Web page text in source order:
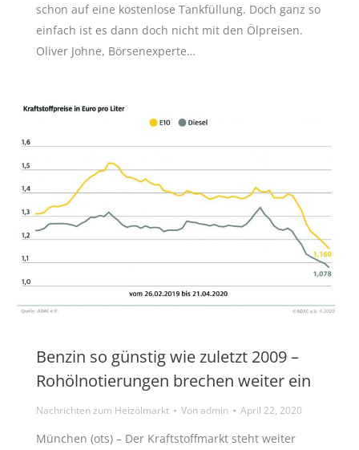
schon auf eine kostenlose Tankfüllung. Doch ganz so
einfach ist es dann doch nicht mit den Ölpreisen.
Oliver Johne, Börsenexperte…
Benzin so günstig wie zuletzt 2009 –
Rohölnotierungen brechen weiter ein
Nachrichten zum Heizölmarkt Vonadmin April 22, 2020
München (ots) – Der Kraftstoffmarkt steht weiter